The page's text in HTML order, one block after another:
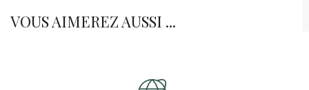
VOUS AIMEREZ AUSSI ...